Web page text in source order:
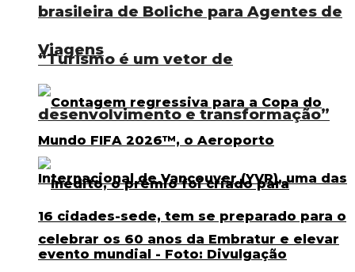
brasileira de Boliche para Agentes de
Viagens
“Turismo é um vetor de
desenvolvimento e transformação”